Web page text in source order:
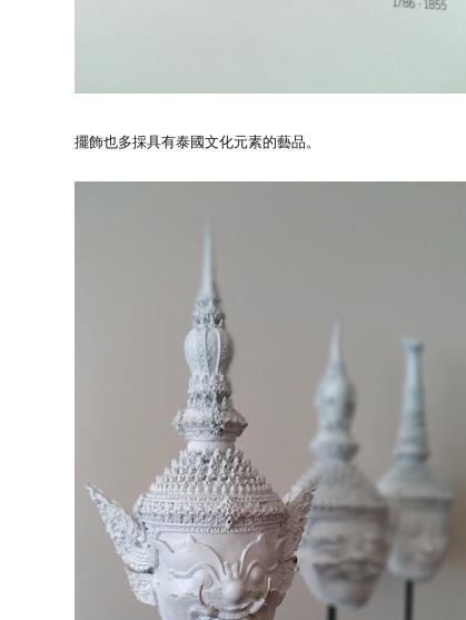
擺飾也多採具有泰國文化元素的藝品。